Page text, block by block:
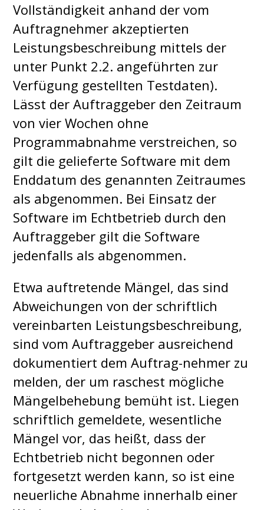
Vollständigkeit anhand der vom
Auftragnehmer akzeptierten
Leistungsbeschreibung mittels der
unter Punkt 2.2. angeführten zur
Verfügung gestellten Testdaten).
Lässt der Auftraggeber den Zeitraum
von vier Wochen ohne
Programmabnahme verstreichen, so
gilt die gelieferte Software mit dem
Enddatum des genannten Zeitraumes
als abgenommen. Bei Einsatz der
Software im Echtbetrieb durch den
Auftraggeber gilt die Software
jedenfalls als abgenommen.
Etwa auftretende Mängel, das sind
Abweichungen von der schriftlich
vereinbarten Leistungsbeschreibung,
sind vom Auftraggeber ausreichend
dokumentiert dem Auftrag-nehmer zu
melden, der um raschest mögliche
Mängelbehebung bemüht ist. Liegen
schriftlich gemeldete, wesentliche
Mängel vor, das heißt, dass der
Echtbetrieb nicht begonnen oder
fortgesetzt werden kann, so ist eine
neuerliche Abnahme innerhalb einer